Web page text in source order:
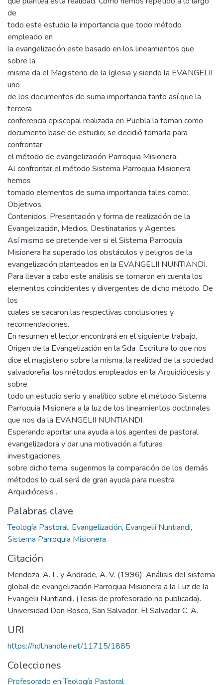
de
todo este estudio la importancia que todo método
empleado en
la evangelización este basado en los lineamientos que
sobre la
misma da el Magisterio de la Iglesia y siendo la EVANGELII
uno
de los documentos de suma importancia tanto así que la
tercera
conferencia episcopal realizada en Puebla la toman como
documento base de estudio; se decidió tomarla para
confrontar
el método de evangelización Parroquia Misionera.
Al confrontar el método Sistema Parroquia Misionera
hemos
tomado elementos de suma importancia tales como:
Objetivos,
Contenidos, Presentación y forma de realización de la
Evangelización, Medios, Destinatarios y Agentes.
Así mismo se pretende ver si el Sistema Parroquia
Misionera ha superado los obstáculos y peligros de la
evangelización planteados en la EVANGELII NUNTIANDI.
Para llevar a cabo este análisis se tomaron en cuenta los
elementos coincidentes y divergentes de dicho método. De
los
cuales se sacaron las respectivas conclusiones y
recomendaciones.
En resumen el lector encontrará en el siguiente trabajo,
Origen de la Evangelización en la Sda. Escritura lo que nos
dice el magisterio sobre la misma, la realidad de la sociedad
salvadoreña, los métodos empleados en la Arquidiócesis y
sobre
todo un estudio serio y analítico sobre el método Sistema
Parroquia Misionera a la luz de los lineamientos doctrinales
que nos da la EVANGELII NUNTIANDI.
Esperando aportar una ayuda a los agentes de pastoral
evangelizadora y dar una motivación a futuras
investigaciones
sobre dicho tema, sugerimos la comparación de los demás
métodos lo cual será de gran ayuda para nuestra
Arquidiócesis .
Palabras clave
Teología Pastoral, Evangelización, Evangelii Nuntiandi,
Sistema Parroquia Misionera
Citación
Mendoza, A. L. y Andrade, A. V. (1996). Análisis del sistema
global de evangelización Parroquia Misionera a la Luz de la
Evangelii Nuntiandi. (Tesis de profesorado no publicada).
Universidad Don Bosco, San Salvador, El Salvador C. A.
URI
https://hdl.handle.net/11715/1885
Colecciones
Profesorado en Teología Pastoral